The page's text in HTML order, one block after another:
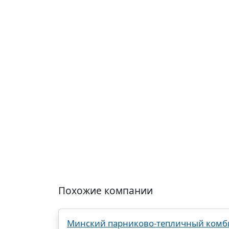
Похожие компании
Минский парниково-тепличный